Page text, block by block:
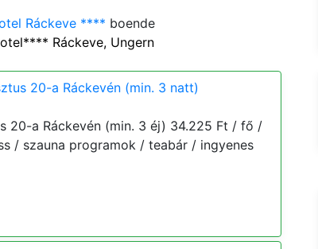
Ráckeve **** boende
Ráckeve, Ungern
20-a Ráckevén (min. 3 natt)
20-a Ráckevén (min. 3 éj) 34.225 Ft / fő /
/ szauna programok / teabár / ingyenes